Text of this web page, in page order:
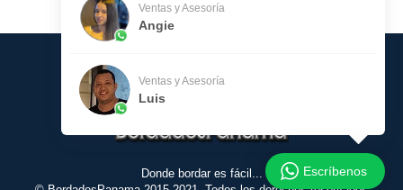
Donde bordar es fácil...
Ventas y Asesoría
Angie
Ventas y Asesoría
Luis
Escríbenos